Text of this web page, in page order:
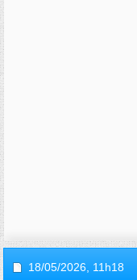
18/05/2026, 11h18